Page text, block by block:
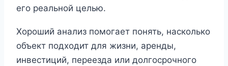
его реальной целью.
Хороший анализ помогает понять, насколько
объект подходит для жизни, аренды,
инвестиций, переезда или долгосрочного